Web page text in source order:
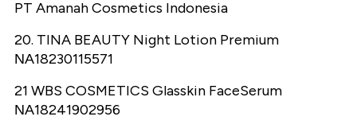
PT Amanah Cosmetics Indonesia
20. TINA BEAUTY Night Lotion Premium
ΝΑ18230115571
21 WBS COSMETICS Glasskin FaceSerum
ΝΑ18241902956